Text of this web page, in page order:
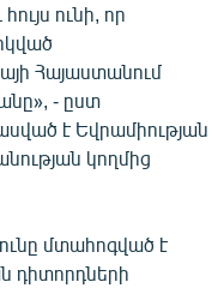
ունի, որ
Հայաստանում
- ըստ
է Եվրամիության
կողմից
մտահոգված է
դիտորդների